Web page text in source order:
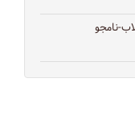
نامجو